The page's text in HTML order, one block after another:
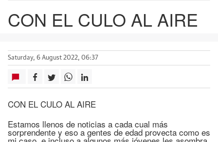
CON EL CULO AL AIRE
Saturday, 6 August 2022, 06:37
CON EL CULO AL AIRE
Estamos llenos de noticias a cada cual más
sorprendente y eso a gentes de edad provecta como es